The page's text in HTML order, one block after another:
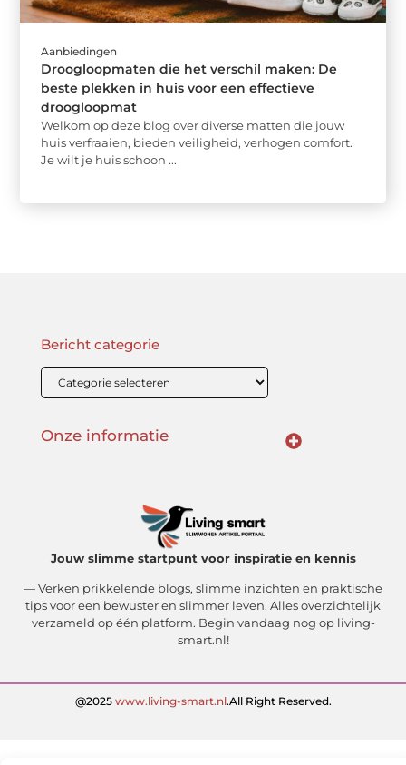
Aanbiedingen
Droogloopmaten die het verschil maken: De
beste plekken in huis voor een effectieve
droogloopmat
Welkom op deze blog over diverse matten die jouw
huis verfraaien, bieden veiligheid, verhogen comfort.
Je wilt je huis schoon ...
Jouw slimme startpunt voor inspiratie en kennis
— Verken prikkelende blogs, slimme inzichten en praktische
tips voor een bewuster en slimmer leven. Alles overzichtelijk
verzameld op één platform. Begin vandaag nog op living-
smart.nl!
@2025 www.living-smart.nl.All Right Reserved.
Onze informatie
Bericht categorie